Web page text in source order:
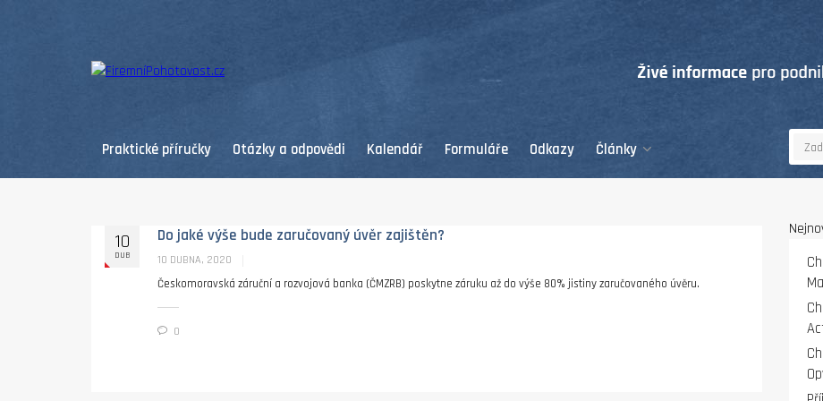
Praktické příručky Otázky a odpovědi Kalendář Formuláře Odkazy Články
10
DUB
Do jaké výše bude zaručovaný úvěr zajištěn?
10 DUBNA, 2020
Českomoravská záruční a rozvojová banka (ČMZRB) poskytne záruku až do výše 80% jistiny zaručovaného úvěru.
0